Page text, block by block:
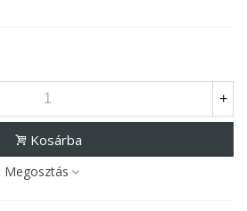
+
Kosárba
Megosztás